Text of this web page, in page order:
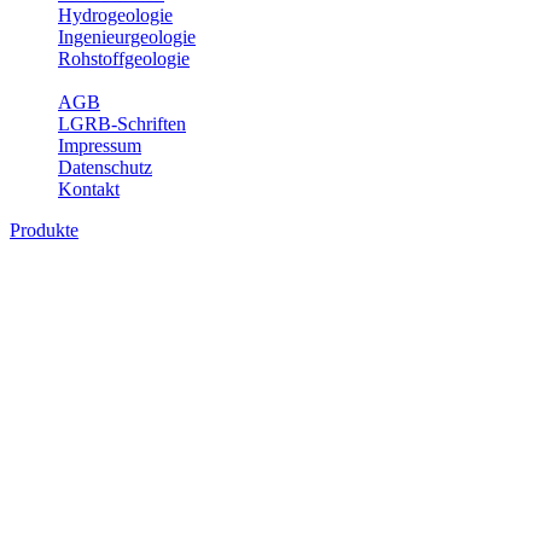
Hydrogeologie
Ingenieurgeologie
Rohstoffgeologie
AGB
LGRB-Schriften
Impressum
Datenschutz
Kontakt
Produkte